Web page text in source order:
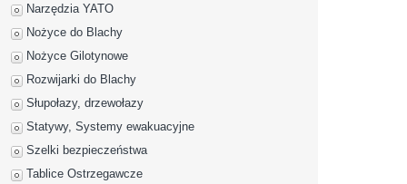
Narzędzia YATO
Nożyce do Blachy
Nożyce Gilotynowe
Rozwijarki do Blachy
Słupołazy, drzewołazy
Statywy, Systemy ewakuacyjne
Szelki bezpieczeństwa
Tablice Ostrzegawcze